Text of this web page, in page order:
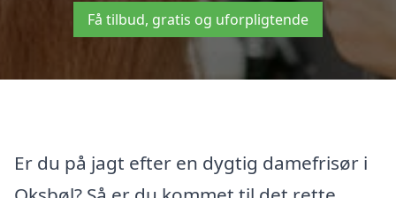
Få tilbud, gratis og uforpligtende
Er du på jagt efter en dygtig damefrisør i